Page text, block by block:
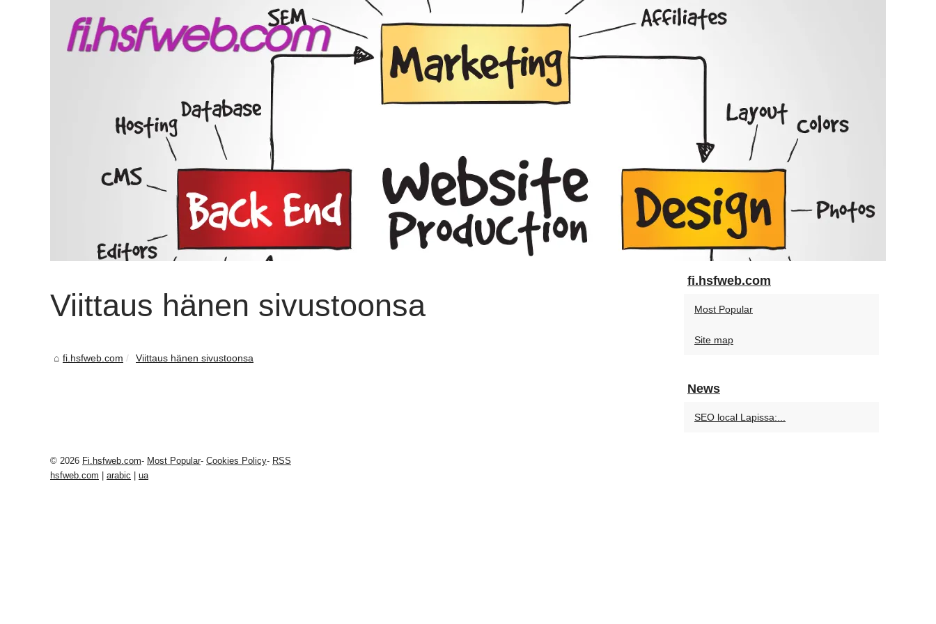
Viittaus hänen sivustoonsa
fi.hsfweb.com Viittaus hänen sivustoonsa
fi.hsfweb.com
Most Popular
Site map
News
SEO local Lapissa:...
© 2026 Fi.hsfweb.com- Most Popular- Cookies Policy- RSS
hsfweb.com
arabic ua